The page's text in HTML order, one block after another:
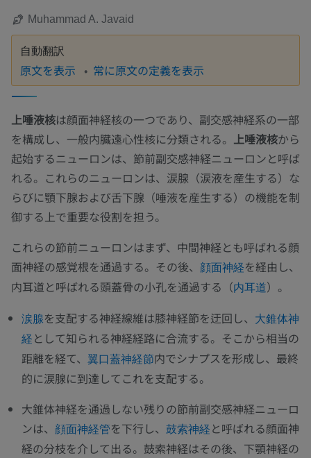
Muhammad A. Javaid
自動翻訳
原文を表示 常に原文の定義を表示
上唾液核は顔面神経核の一つであり、副交感神経系の一部
を構成し、一般内臓遠心性核に分類される。 上唾液核から
起始するニューロンは、節前副交感神経ニューロンと呼ば
れる。これらのニューロンは、涙腺（涙液を産生する）な
らびに顎下腺および舌下腺（唾液を産生する）の機能を制
御する上で重要な役割を担う。
これらの節前ニューロンはまず、中間神経とも呼ばれる顔
面神経の感覚根を通過する。その後、 顔面神経を経由し、
内耳道と呼ばれる頭蓋骨の小孔を通過する（内耳道）。
涙腺を支配する神経線維は膝神経節を迂回し、 大錐体神
経として知られる神経経路に合流する。そこから相当の
距離を経て、 翼口蓋神経節内でシナプスを形成し、最終
的に涙腺に到達してこれを支配する。
大錐体神経を通過しない残りの節前副交感神経ニューロ
ンは、 顔面神経管を下行し、 鼓索神経と呼ばれる顔面神
経の分枝を介して出る。鼓索神経はその後、下顎神経の